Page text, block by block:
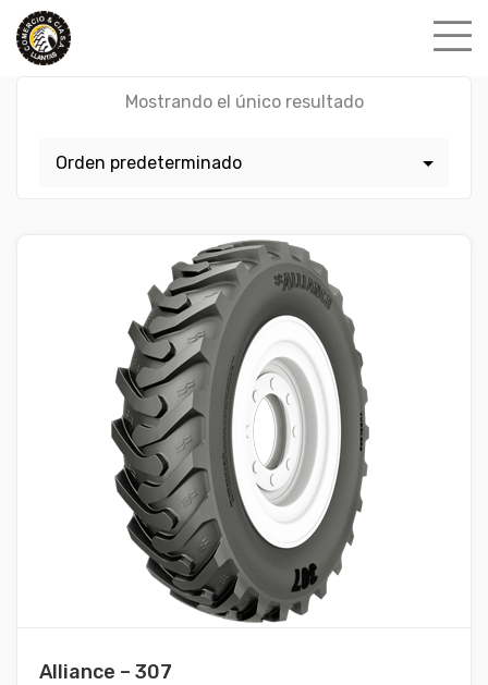
Skip
content
Mostrando el único resultado
Alliance – 307